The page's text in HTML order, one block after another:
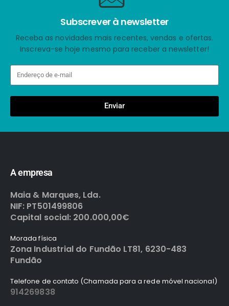
Subscrever à newsletter
Receba as novidades mais recentes, vendas e ofertas.
Inscreva-se hoje mesmo para receber a newsletter!
Enviar
A empresa
Maia & Marques, Lda.
NIF: PT501499806
Capital social: 200.000,00€
Morada física
Zona Industrial do Fundão LT81, 6230-483
Fundão
Telefone de contato (Chamada para a rede móvel nacional)
914269838